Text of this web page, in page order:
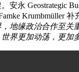
安永 Geostrategic
Krumbmüller 补
地缘政治合作至关
界更加动荡，更加